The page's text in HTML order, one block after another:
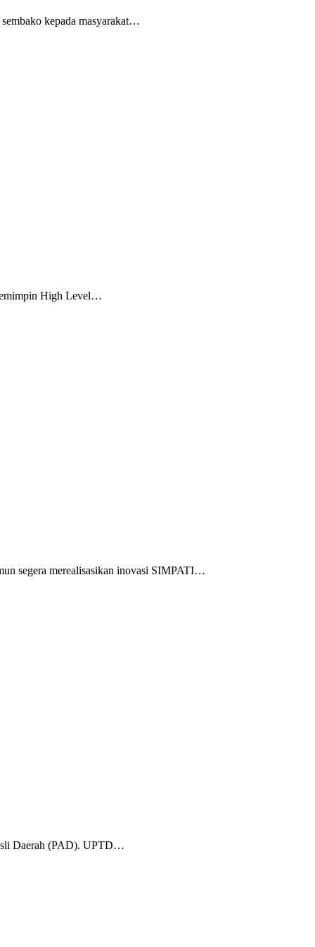
kepada masyarakat…
High Level…
segera merealisasikan inovasi SIMPATI…
Daerah (PAD). UPTD…